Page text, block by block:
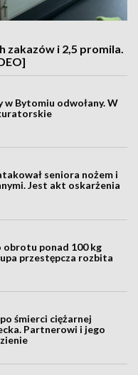
zakazów i 2,5 promila.
w Bytomiu odwołany. W
seniora nożem i
Jest akt oskarżenia
ponad 100 kg
przestępcza rozbita
śmierci ciężarnej
Partnerowi i jego